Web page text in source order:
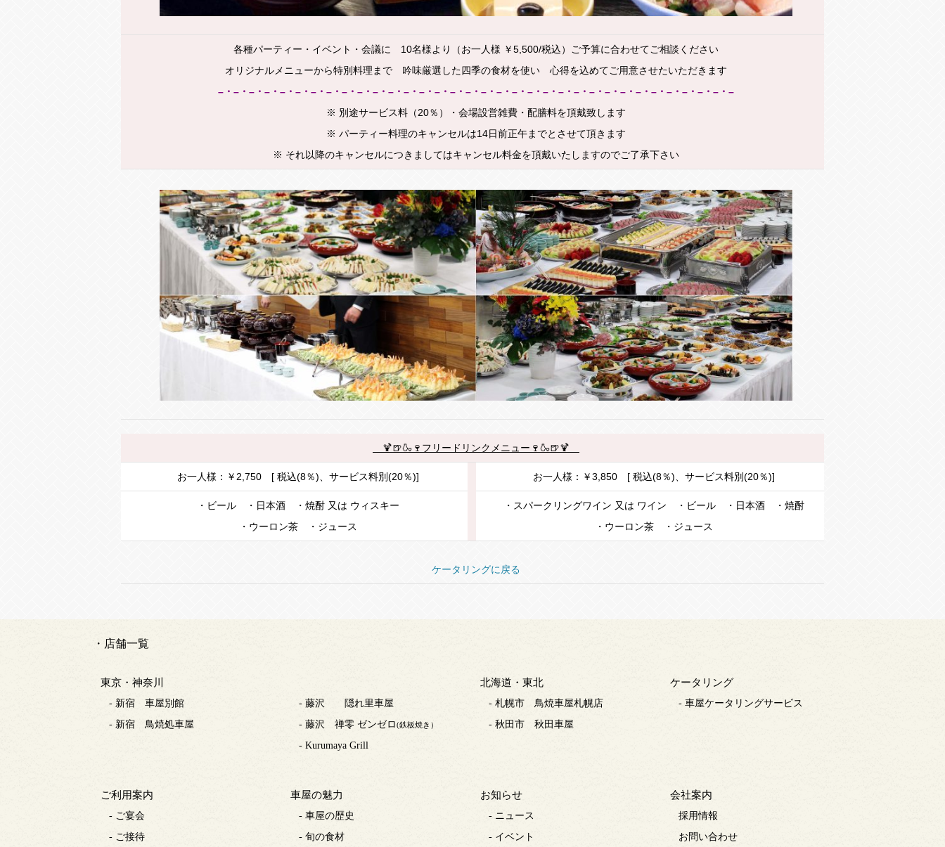
各種パーティー・イベント・会議に 10名様より（お一人様 ￥5,500/税込）ご予算に合わせてご相談ください
オリジナルメニューから特別料理まで 吟味厳選した四季の食材を使い 心得を込めてご用意させたいただきます
–・–・–・–・–・–・–・–・–・–・–・–・–・–・–・–・–・–・–・–・–・–・–・–・–・–・–・–・–・–・–・–・–・–
※ 別途サービス料（20％）・会場設営雑費・配膳料を頂戴致します
※ パーティー料理のキャンセルは14日前正午までとさせて頂きます
※ それ以降のキャンセルにつきましてはキャンセル料金を頂戴いたしますのでご了承下さい
🍹🍺🍶🍷フリードリンクメニュー🍷🍶🍺🍹
お一人様：￥2,750 [ 税込(8％)、サービス料別(20％)] お一人様：￥3,850 [ 税込(8％)、サービス料別(20％)]
・ビール ・日本酒 ・焼酎 又は ウィスキー
・ウーロン茶 ・ジュース
・スパークリングワイン 又は ワイン ・ビール ・日本酒 ・焼酎
・ウーロン茶 ・ジュース
ケータリングに戻る
・店舗一覧
東京・神奈川
- 新宿 車屋別館
- 新宿 鳥焼処車屋
- 藤沢 隠れ里車屋
- 藤沢 禅零 ゼンゼロ(鉄板焼き）
- Kurumaya Grill
北海道・東北
- 札幌市 鳥焼車屋札幌店
- 秋田市 秋田車屋
ケータリング
- 車屋ケータリングサービス
ご利用案内
- ご宴会
- ご接待
車屋の魅力
- 車屋の歴史
- 旬の食材
お知らせ
- ニュース
- イベント
会社案内
採用情報
お問い合わせ